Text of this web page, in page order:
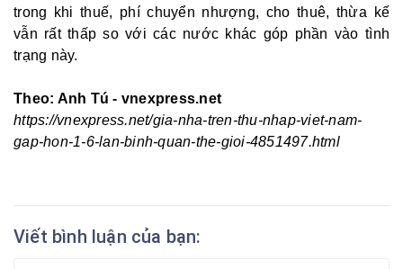
trong khi thuế, phí chuyển nhượng, cho thuê, thừa kế
vẫn rất thấp so với các nước khác góp phần vào tình
trạng này.
Theo: Anh Tú - vnexpress.net
https://vnexpress.net/gia-nha-tren-thu-nhap-viet-nam-
gap-hon-1-6-lan-binh-quan-the-gioi-4851497.html
Viết bình luận của bạn: